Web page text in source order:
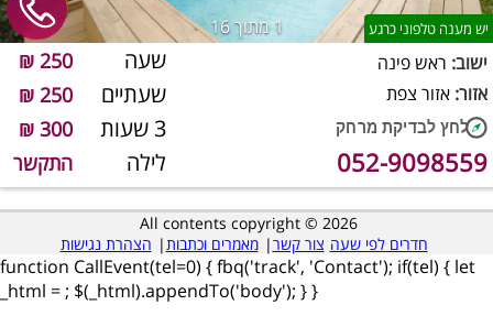
1מתוך 16 יש מענה טלפוני כרגע
שעה 250 ₪
שעתיים 250 ₪
3 שעות 300 ₪
לילה התקשר
ישוב: ראש פינה
אזור: אזור צפת
052-9098559
All contents copyright © 2026
חדרים לפי שעה צור קשר| מאמרים וכתבות | הצהרת נגישות
function CallEvent(tel=0) { fbq('track', 'Contact'); if(tel) { let
_html = ; $(_html).appendTo('body'); } }